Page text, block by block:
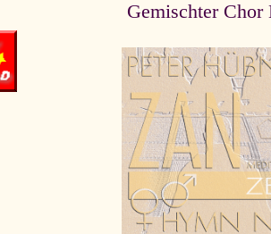
Gemischter Chor